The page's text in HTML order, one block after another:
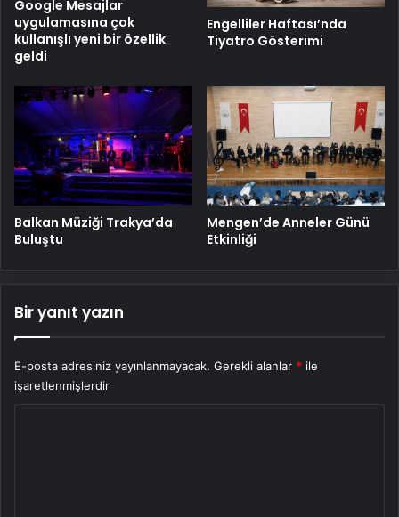
Google Mesajlar
uygulamasına çok
kullanışlı yeni bir özellik
geldi
Engelliler Haftası’nda
Tiyatro Gösterimi
Balkan Müziği Trakya’da
Buluştu
Mengen’de Anneler Günü
Etkinliği
Bir yanıt yazın
E-posta adresiniz yayınlanmayacak. Gerekli alanlar * ile
işaretlenmişlerdir